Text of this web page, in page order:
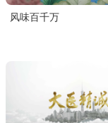
风味百千万